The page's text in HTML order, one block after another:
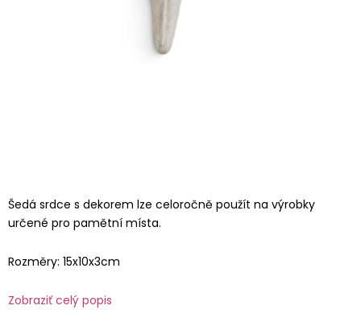
Šedá srdce s dekorem lze celoročně použít na výrobky
určené pro pamětní místa.
Rozměry: 15x10x3cm
Zobraziť celý popis